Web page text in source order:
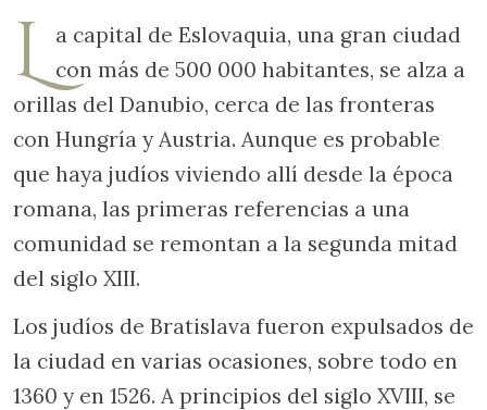
L a capital de Eslovaquia, una gran ciudad
con más de 500 000 habitantes, se alza a
orillas del Danubio, cerca de las fronteras
con Hungría y Austria. Aunque es probable
que haya judíos viviendo allí desde la época
romana, las primeras referencias a una
comunidad se remontan a la segunda mitad
del siglo XIII.
Los judíos de Bratislava fueron expulsados de
la ciudad en varias ocasiones, sobre todo en
1360 y en 1526. A principios del siglo XVIII, se